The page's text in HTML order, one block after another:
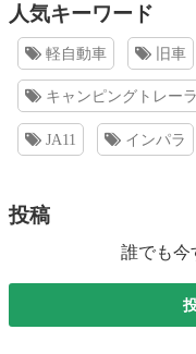
人気キーワード
軽自動車 旧車
キャンピングトレー
JA11 インパラ
投稿
誰でも今